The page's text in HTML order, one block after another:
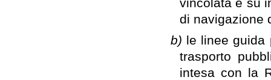
di navigazione
b) le linee guida
trasporto
intesa con la